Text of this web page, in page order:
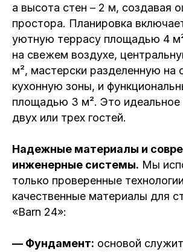
а высота стен – 2 м, создавая
простора. Планировка
уютную террасу площадью 4
на свежем воздухе,
м², мастерски разделенную на
кухонную зоны, и
площадью 3 м². Это идеальное
двух или трех гостей.
Надежные материалы и
инженерные системы. Мы
только проверенные
качественные материалы для
«Barn 24»:
— Фундамент: основой